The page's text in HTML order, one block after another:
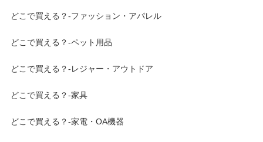
どこで買える？-ファッション・アパレル
どこで買える？-ペット用品
どこで買える？-レジャー・アウトドア
どこで買える？-家具
どこで買える？-家電・OA機器